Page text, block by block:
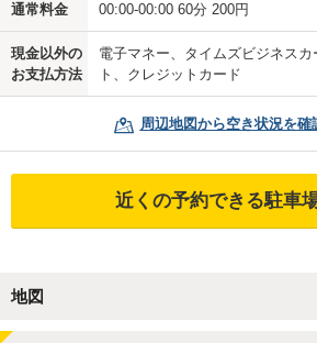
通常料金 00:00-00:00 60分 200円
現金以外の
お支払方法
電子マネー、タイムズビジネス
ト、クレジットカード
周辺地図から空き状況を確
近くの予約できる駐車
地図